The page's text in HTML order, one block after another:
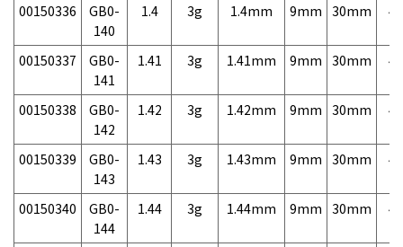
00150336
GB0-
140
1.4 3g 1.4mm 9mm 30mm
00150337
GB0-
141
1.41 3g 1.41mm 9mm 30mm
00150338
GB0-
142
1.42 3g 1.42mm 9mm 30mm
00150339
GB0-
143
1.43 3g 1.43mm 9mm 30mm
00150340
GB0-
144
1.44 3g 1.44mm 9mm 30mm